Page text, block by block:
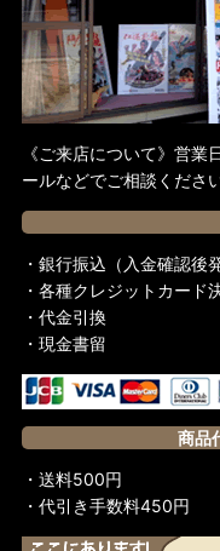
《ご来店について》営
ールなどでご相談ください
・銀行振込（入金確認後
・各種クレジットカード
・代金引換
・現金書留
商品
・送料500円
・代引き手数料450円